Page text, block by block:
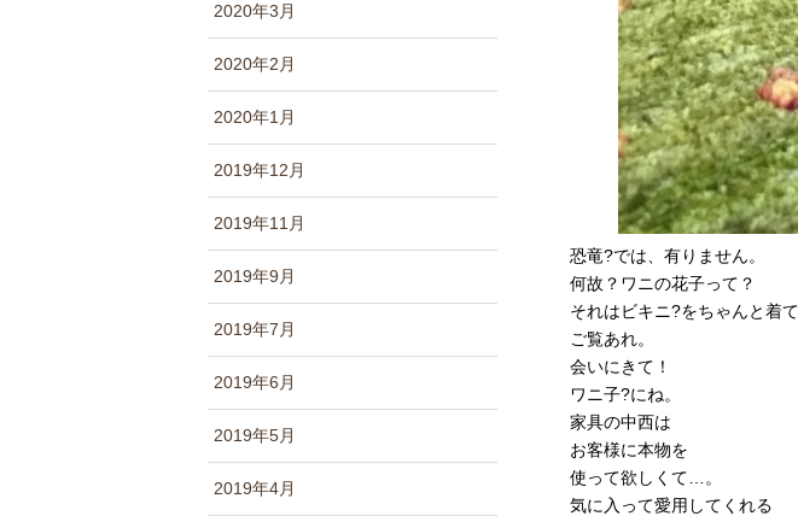
2020年3月
2020年2月
2020年1月
2019年12月
2019年11月
2019年9月
2019年7月
2019年6月
2019年5月
2019年4月
恐竜?では、有りません。
何故？ワニの花子って？
それはビキニ?をちゃんと着て
ご覧あれ。
会いにきて！
ワニ子?にね。
家具の中西は
お客様に本物を
使って欲しくて…。
気に入って愛用してくれる